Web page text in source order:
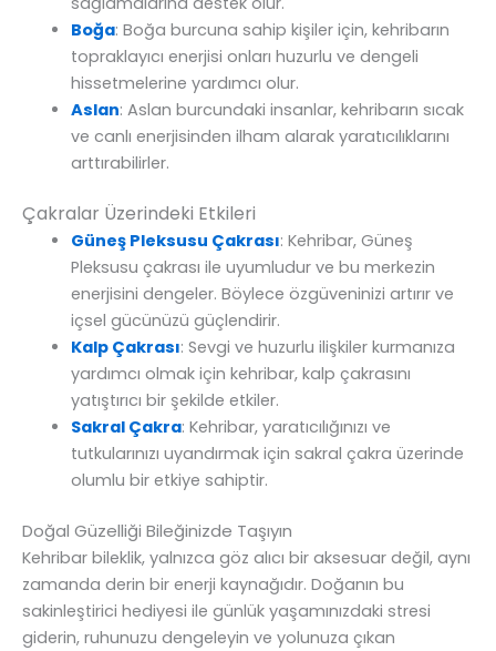
Boğa: Boğa burcuna sahip kişiler için, kehribarın
topraklayıcı enerjisi onları huzurlu ve dengeli
hissetmelerine yardımcı olur.
Aslan: Aslan burcundaki insanlar, kehribarın sıcak
ve canlı enerjisinden ilham alarak yaratıcılıklarını
arttırabilirler.
Çakralar Üzerindeki Etkileri
Güneş Pleksusu Çakrası: Kehribar, Güneş
Pleksusu çakrası ile uyumludur ve bu merkezin
enerjisini dengeler. Böylece özgüveninizi artırır ve
içsel gücünüzü güçlendirir.
Kalp Çakrası: Sevgi ve huzurlu ilişkiler kurmanıza
yardımcı olmak için kehribar, kalp çakrasını
yatıştırıcı bir şekilde etkiler.
Sakral Çakra: Kehribar, yaratıcılığınızı ve
tutkularınızı uyandırmak için sakral çakra üzerinde
olumlu bir etkiye sahiptir.
Doğal Güzelliği Bileğinizde Taşıyın
Kehribar bileklik, yalnızca göz alıcı bir aksesuar değil, aynı
zamanda derin bir enerji kaynağıdır. Doğanın bu
sakinleştirici hediyesi ile günlük yaşamınızdaki stresi
giderin, ruhunuzu dengeleyin ve yolunuza çıkan